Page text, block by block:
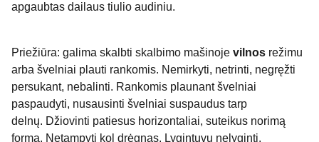
apgaubtas dailaus tiulio audiniu.
Priežiūra: galima skalbti skalbimo mašinoje vilnos režimu
arba švelniai plauti rankomis. Nemirkyti, netrinti, negręžti
persukant, nebalinti. Rankomis plaunant švelniai
paspaudyti, nusausinti švelniai suspaudus tarp
delnų. Džiovinti patiesus horizontaliai, suteikus norimą
formą. Netampyti kol drėgnas. Lygintuvu nelyginti.